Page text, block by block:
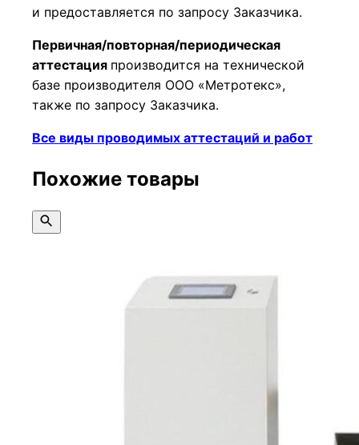
и предоставляется по запросу Заказчика.
Первичная/повторная/периодическая
аттестация производится на технической
базе производителя ООО «Метротекс»,
также по запросу Заказчика.
Все виды проводимых аттестаций и работ
Похожие товары